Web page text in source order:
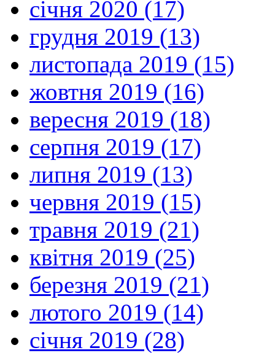
січня 2020 (17)
грудня 2019 (13)
листопада 2019 (15)
жовтня 2019 (16)
вересня 2019 (18)
серпня 2019 (17)
липня 2019 (13)
червня 2019 (15)
травня 2019 (21)
квітня 2019 (25)
березня 2019 (21)
лютого 2019 (14)
січня 2019 (28)